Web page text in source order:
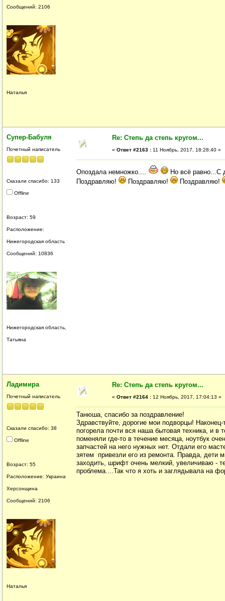
Сообщений: 2106
Наталья
Супер-Бабуля
Почетный написатель
Сказали спасибо: 133
Offline
Возраст: 59
Расположение:
Нижегородская область
Сообщений: 10836
Нижегородская область,
Татьяна
Re: Степь да степь кругом...
« Ответ #2163 : 11 Ноябрь, 2017, 18:28:40 »
Опоздала немножко....
Но всё равно...С
Поздравляю!
Поздравляю! Поздравляю!
Ладимира
Почетный написатель
Сказали спасибо: 38
Offline
Возраст: 55
Расположение: Украина
Херсонщина
Сообщений: 2106
Наталья
Re: Степь да степь кругом...
« Ответ #2164 : 12 Ноябрь, 2017, 17:04:13 »
Танюша, спасибо за поздравление!
Здравствуйте, дорогие мои подворцы!
погорела почти вся наша бытовая техника, и в
поменяли где-то в течение месяца, ноутбук
запчастей на него нужных нет. Отдали его
зятем привезли его из ремонта. Правда, дети
заходить, шрифт очень мелкий, увеличиваю -
проблема....Так что я хоть и заглядывала на